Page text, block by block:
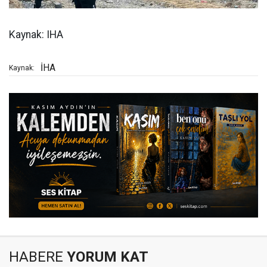
Kaynak: IHA
Kaynak: İHA
HABERE YORUM KAT